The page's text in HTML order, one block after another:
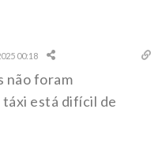
00:18
não foram
táxi está difícil de